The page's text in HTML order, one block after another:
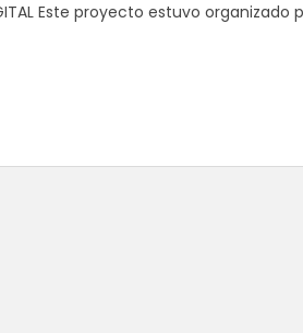
Este proyecto estuvo organizado